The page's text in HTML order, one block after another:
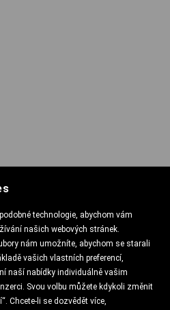
technologie, abychom vám
našich webových stránek.
nám umožníte, abychom se starali
vašich vlastních preferencí,
naší nabídky individuálně vašim
Svou volbu můžete kdykoli změnit
Chcete-li se dozvědět více,